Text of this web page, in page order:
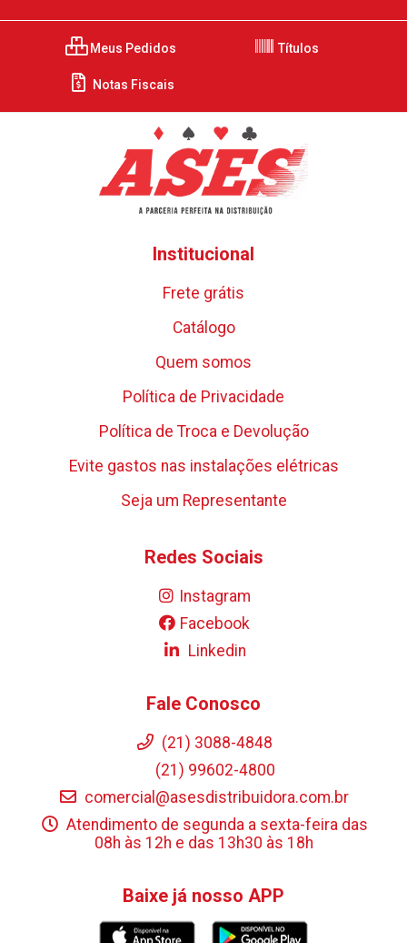
Meus Pedidos Títulos
Notas Fiscais
Institucional
Frete grátis
Catálogo
Quem somos
Política de Privacidade
Política de Troca e Devolução
Evite gastos nas instalações elétricas
Seja um Representante
Redes Sociais
Instagram
Facebook
Linkedin
Fale Conosco
(21) 3088-4848
(21) 99602-4800
comercial@asesdistribuidora.com.br
Atendimento de segunda a sexta-feira das
08h às 12h e das 13h30 às 18h
Baixe já nosso APP